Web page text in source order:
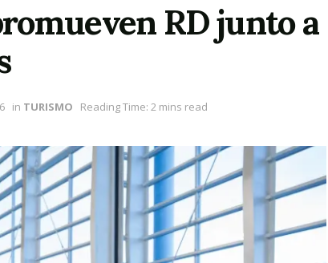
RD junto a
in TURISMO Reading Time: 2 mins read